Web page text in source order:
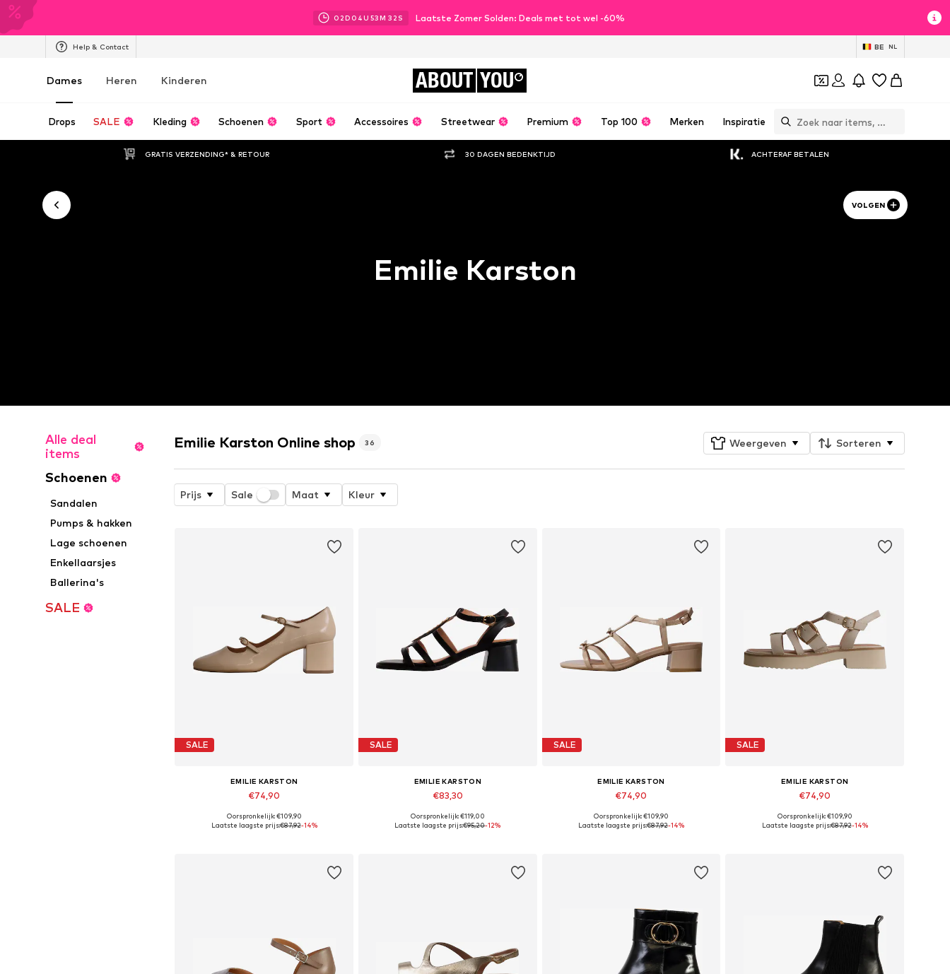
02D 04U 53M 30 S Laatste Zomer Solden: Deals met tot wel -60%
Help & Contact BE NL
Dames Heren Kinderen ABOUT YOU
Drops SALE Kleding Schoenen Sport Accessoires Streetwear Premium Top 100 Merken Inspiratie
GRATIS VERZENDING* & RETOUR 30 DAGEN BEDENKTIJD ACHTERAF BETALEN
VOLGEN
Emilie Karston
Alle deal
items
Schoenen
Sandalen
Pumps & hakken
Lage schoenen
Enkellaarsjes
Ballerina's
SALE
Emilie Karston Online shop 36 Weergeven Sorteren
Prijs Sale Maat Kleur
SALE
EMILIE KARSTON
€74,90
Beschikbare maten: 36, 37, 38, 39, 40
Oorspronkelijk: €109,90
Laatste laagste prijs:€87,92-14%
SALE
EMILIE KARSTON
€83,30
Beschikbare maten: 37, 38, 39, 40, 41
Oorspronkelijk: €119,00
Laatste laagste prijs:€95,20-12%
SALE
EMILIE KARSTON
€74,90
Beschikbare maten: 36, 37, 38, 39
Oorspronkelijk: €109,90
Laatste laagste prijs:€87,92-14%
SALE
EMILIE KARSTON
€74,90
Beschikbare maten: 37, 39
Oorspronkelijk: €109,90
Laatste laagste prijs:€87,92-14%